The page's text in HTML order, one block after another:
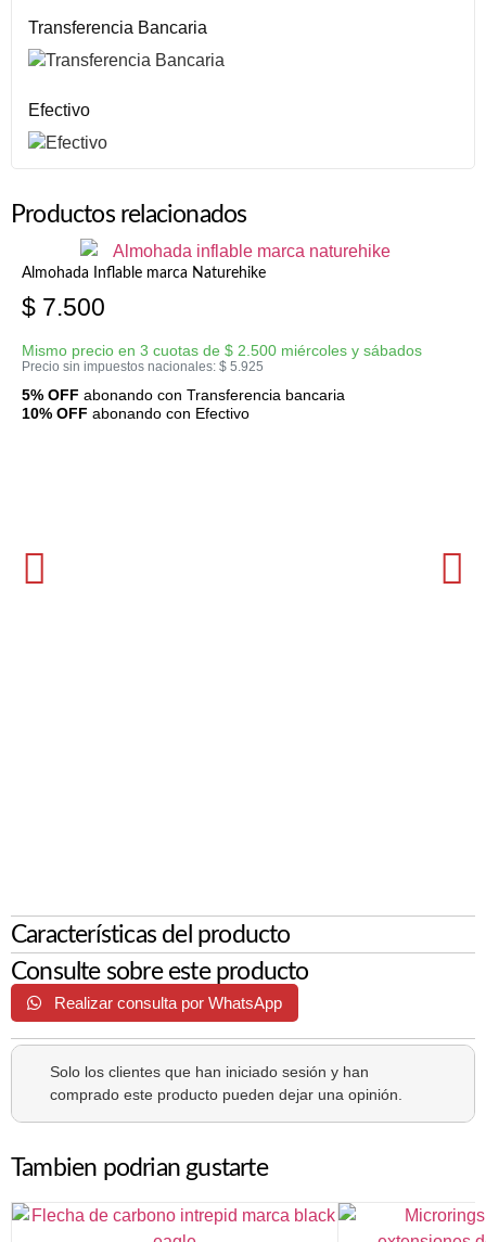
Transferencia Bancaria
Efectivo
Productos relacionados
Almohada Inflable marca Naturehike
$ 7.500
Mismo precio en 3 cuotas de $ 2.500 miércoles y sábados
Precio sin impuestos nacionales: $ 5.925
5% OFF abonando con Transferencia bancaria
10% OFF abonando con Efectivo
Características del producto
Consulte sobre este producto
Realizar consulta por WhatsApp
Solo los clientes que han iniciado sesión y han
comprado este producto pueden dejar una opinión.
Tambien podrian gustarte